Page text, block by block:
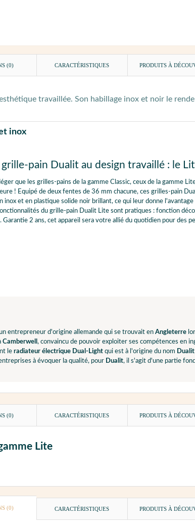
(0) CARACTÉRISTIQUES PRODUITS À
travaillée. Son habillage inox et noir le
inox
grille-pain Dualit au design travaillé : le
que les grilles-pains de la gamme Classic, ceux de la gamme
! Equipé de deux fentes de 36 mm chacune, ces grilles-pain
inox et en plastique solide noir brillant, ce qui leur donne
du grille-pain Dualit Lite sont pratiques : fonction
Garantie 2 ans, cet appareil sera votre allié du quotidien pour des
entrepreneur d'origine allemande qui se trouvait en Angleterre
Camberwell , convaincu de pouvoir exploiter ses compétences en
le radiateur électrique Dual-Light qui est à l'origine du nom Dualit
à évoquer la qualité, pour Dualit, il s'agit d'une partie
(0) CARACTÉRISTIQUES PRODUITS À
Lite
(0) CARACTÉRISTIQUES PRODUITS À